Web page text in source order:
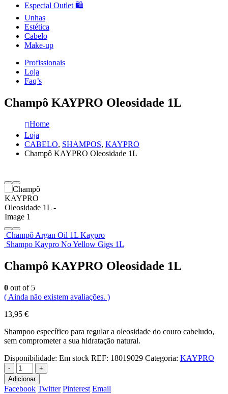
Especial Outlet 🛍️
Unhas
Estética
Cabelo
Make-up
Profissionais
Loja
Faq’s
Champô KAYPRO Oleosidade 1L
Home
Loja
CABELO, SHAMPOS, KAYPRO
Champô KAYPRO Oleosidade 1L
Champô Argan Oil 1L Kaypro
Shampo Kaypro No Yellow Gigs 1L
Champô KAYPRO Oleosidade 1L
0 out of 5
( Ainda não existem avaliações. )
13,95 €
Shampoo específico para regular a oleosidade do couro cabeludo,
sem comprometer a sua hidratação natural.
Disponibilidade: Em stock REF: 18019029 Categoria: KAYPRO
-
+
Adicionar
Facebook Twitter Pinterest Email